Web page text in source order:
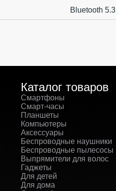
Bluetooth 5.3
Каталог товаров
Смартфоны
Смарт-часы
Планшеты
Компьютеры
Аксессуары
Беспроводные наушники
Беспроводные пылесосы
Выпрямители для волос
Гаджеты
Для детей
Для дома